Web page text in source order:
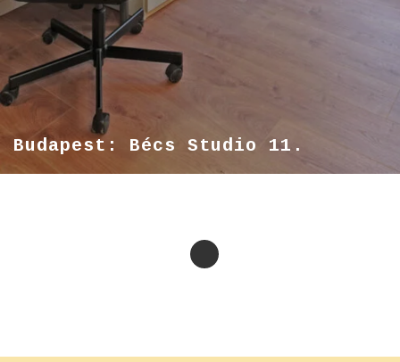
Budapest: Bécs Studio 11.